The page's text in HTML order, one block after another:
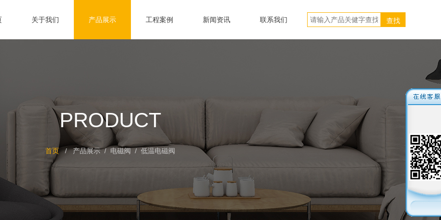
关于我们 产品展示 工程案例 新闻资讯 联系我们
PRODUCT
首页/产品展示/ 电磁阀/ 低温电磁阀